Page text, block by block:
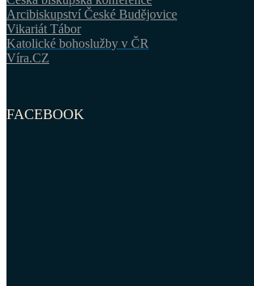
Arcibiskupství České Budějovice
Vikariát Tábor
Katolické bohoslužby v ČR
Víra.CZ
FACEBOOK